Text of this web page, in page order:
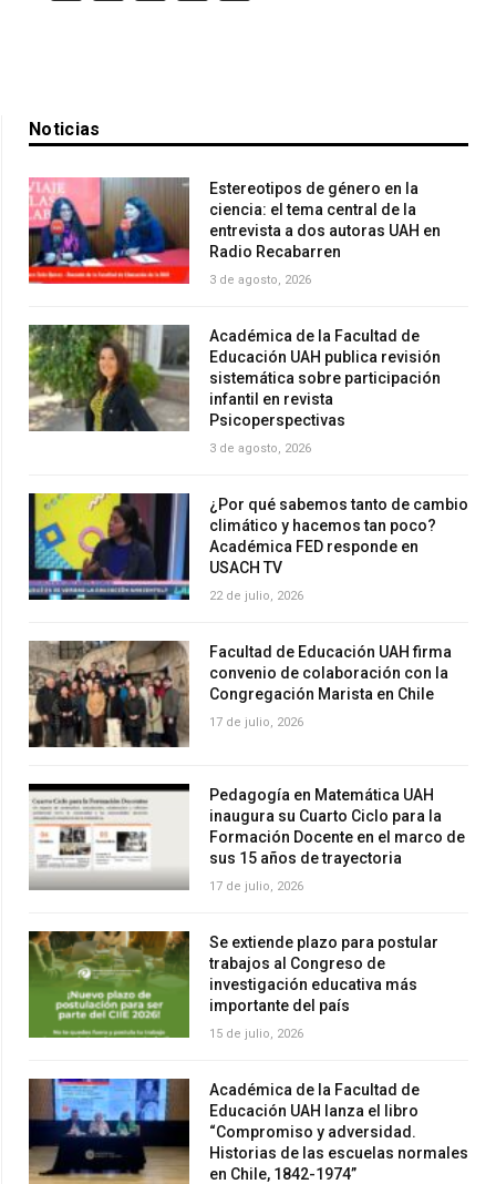
Noticias
Estereotipos de género en la
ciencia: el tema central de la
entrevista a dos autoras UAH en
Radio Recabarren
3 de agosto, 2026
Académica de la Facultad de
Educación UAH publica revisión
sistemática sobre participación
infantil en revista
Psicoperspectivas
3 de agosto, 2026
¿Por qué sabemos tanto de cambio
climático y hacemos tan poco?
Académica FED responde en
USACH TV
22 de julio, 2026
Facultad de Educación UAH firma
convenio de colaboración con la
Congregación Marista en Chile
17 de julio, 2026
Pedagogía en Matemática UAH
inaugura su Cuarto Ciclo para la
Formación Docente en el marco de
sus 15 años de trayectoria
17 de julio, 2026
Se extiende plazo para postular
trabajos al Congreso de
investigación educativa más
importante del país
15 de julio, 2026
Académica de la Facultad de
Educación UAH lanza el libro
“Compromiso y adversidad.
Historias de las escuelas normales
en Chile, 1842-1974”